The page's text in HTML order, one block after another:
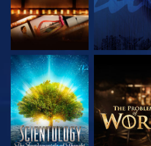
EXPLORA LAS
SERIES
EXPLORA LAS
SERIES